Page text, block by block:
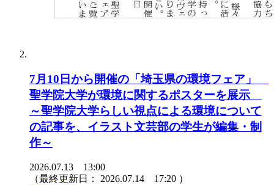
7月10日から開催の「埼玉県の環境フェア」
聖学院大学が環境に関するポスターを展示
～聖学院大学らしい視点による環境について
の記事を、イラスト文芸部の学生が編集・制
作～
2026.07.13 13:00
（最終更新日： 2026.07.14 17:20 ）